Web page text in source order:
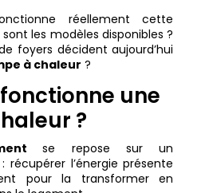
réellement cette
les modèles disponibles ?
foyers décident aujourd’hui
à chaleur ?
une
?
se repose sur un
récupérer l’énergie présente
pour la transformer en